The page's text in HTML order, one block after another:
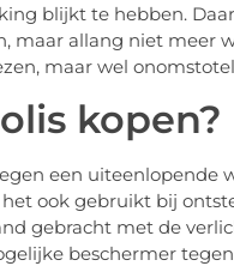
blijkt te hebben.
maar allang niet meer
maar wel
kopen?
een uiteenlopende
ook gebruikt bij
gebracht met de
beschermer tegen